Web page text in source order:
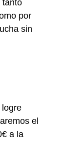
tanto
por
sin
logre
el
a la